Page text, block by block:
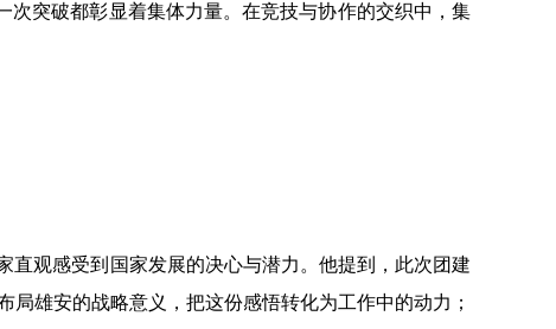
次突破都彰显着集体力量。在竞技与协作的交织中，集
观感受到国家发展的决心与潜力。他提到，此次团建
雄安的战略意义，把这份感悟转化为工作中的动力；